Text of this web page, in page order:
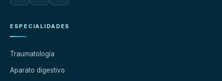
ESPECIALIDADES
Traumatología
Aparato digestivo